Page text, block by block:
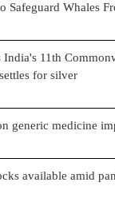
Safeguard Whales
11th
for silver
generic medicine
available amid